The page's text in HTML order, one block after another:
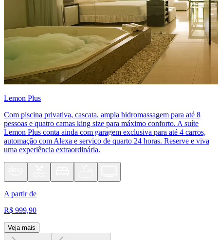
Lemon Plus
Com piscina privativa, cascata, ampla hidromassagem para até 8
pessoas e quatro camas king size para máximo conforto. A suíte
Lemon Plus conta ainda com garagem exclusiva para até 4 carros,
automação com Alexa e serviço de quarto 24 horas. Reserve e viva
uma experiência extraordinária.
A partir de
R$ 999,90
Veja mais